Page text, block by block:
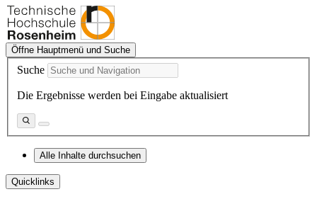
Öffne Hauptmenü und Suche
Suche
Die Ergebnisse werden bei Eingabe aktualisiert
Alle Inhalte durchsuchen
Quicklinks